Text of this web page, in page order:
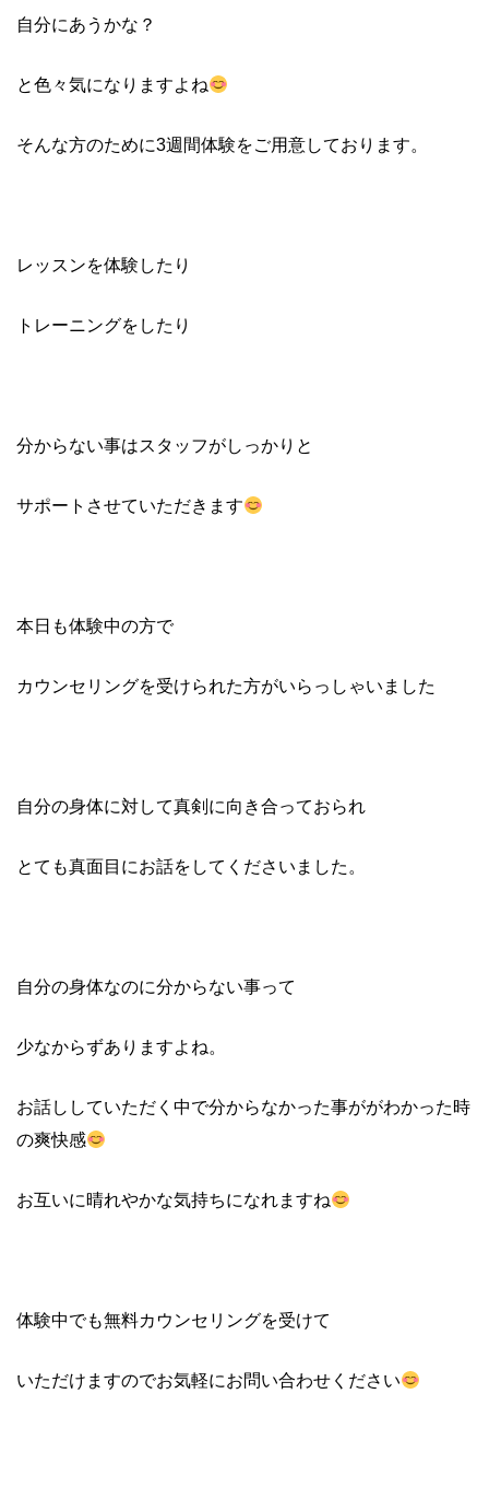
自分にあうかな？
と色々気になりますよね
そんな方のために3週間体験をご用意しております。
レッスンを体験したり
トレーニングをしたり
分からない事はスタッフがしっかりと
サポートさせていただきます
本日も体験中の方で
カウンセリングを受けられた方がいらっしゃいました
自分の身体に対して真剣に向き合っておられ
とても真面目にお話をしてくださいました。
自分の身体なのに分からない事って
少なからずありますよね。
お話ししていただく中で分からなかった事ががわかった時
の爽快感
お互いに晴れやかな気持ちになれますね
体験中でも無料カウンセリングを受けて
いただけますのでお気軽にお問い合わせください